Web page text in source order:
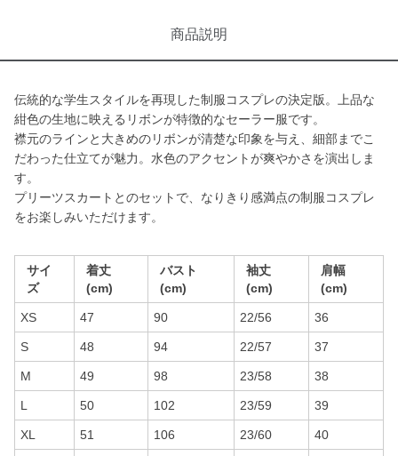
商品説明
伝統的な学生スタイルを再現した制服コスプレの決定版。上品な
紺色の生地に映えるリボンが特徴的なセーラー服です。
襟元のラインと大きめのリボンが清楚な印象を与え、細部までこ
だわった仕立てが魅力。水色のアクセントが爽やかさを演出しま
す。
プリーツスカートとのセットで、なりきり感満点の制服コスプレ
をお楽しみいただけます。
サイ
ズ
着丈
(cm)
バスト
(cm)
袖丈
(cm)
肩幅
(cm)
XS 47 90 22/56 36
S 48 94 22/57 37
M 49 98 23/58 38
L 50 102 23/59 39
XL 51 106 23/60 40